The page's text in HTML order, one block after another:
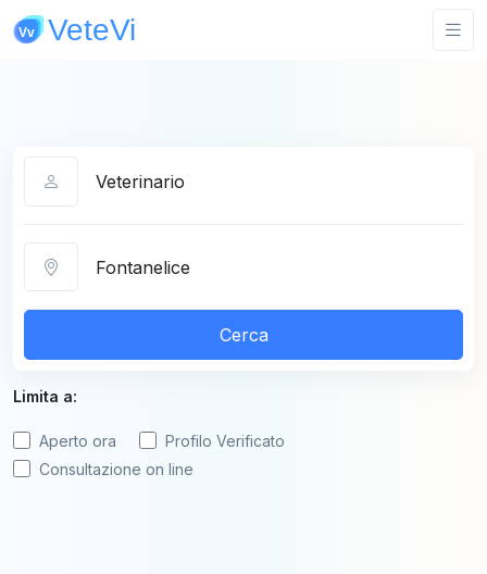
Cerca
Limita a:
Aperto ora
Profilo Verificato
Consultazione on line